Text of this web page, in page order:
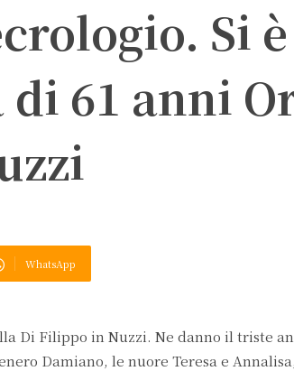
Si è
61 anni
WhatsApp
Di Filippo in Nuzzi. Ne danno il triste
Damiano, le nuore Teresa e